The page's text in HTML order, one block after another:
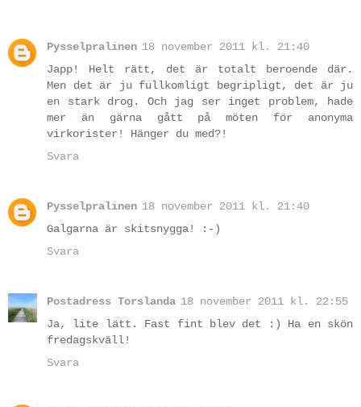
Pysselpralinen 18 november 2011 kl. 21:40
Japp! Helt rätt, det är totalt beroende där.
Men det är ju fullkomligt begripligt, det är ju
en stark drog. Och jag ser inget problem, hade
mer än gärna gått på möten för anonyma
virkorister! Hänger du med?!
Svara
Pysselpralinen 18 november 2011 kl. 21:40
Galgarna är skitsnygga! :-)
Svara
Postadress Torslanda 18 november 2011 kl. 22:55
Ja, lite lätt. Fast fint blev det :) Ha en skön
fredagskväll!
Svara